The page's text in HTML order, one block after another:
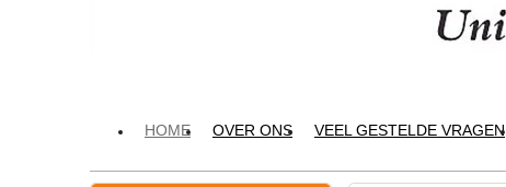
HOME OVER ONS VEEL GESTELDE VRAGEN